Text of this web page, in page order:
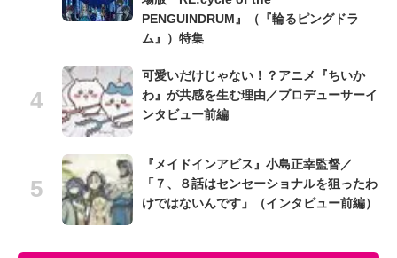
PENGUINDRUM』（『輪るピングドラ
ム』）特集
可愛いだけじゃない！？アニメ『ちいか
わ』が共感を生む理由／プロデューサーイ
ンタビュー前編
『メイドインアビス』小島正幸監督／
「７、８話はセンセーショナルを狙ったわ
けではないんです」（インタビュー前編）